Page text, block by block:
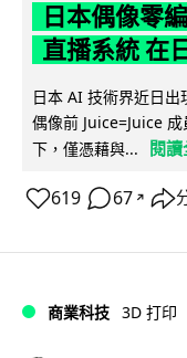
日本偶像零
直播系統 在
日本 AI 技術界近日
偶像前 Juice=Juice
下，僅憑藉與...
閱
619 67 ↗
商業科技 3D 打印